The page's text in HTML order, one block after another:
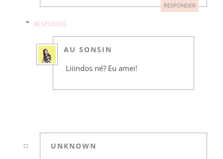
RESPONDER
RESPOSTAS
AU SONSIN
Liiindos né? Eu amei!
UNKNOWN